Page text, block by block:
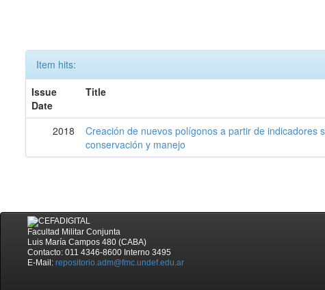
Item hits:
Issue
Date
Title
2018
Creación de nuevos polígonos a partir de indicadores
conservación y manejo
Facultad Militar Conjunta
Luis María Campos 480 (CABA)
Contacto: 011 4346-8600 Interno 3495
E-Mail: repositorio.adm@fmc.undef.edu.ar